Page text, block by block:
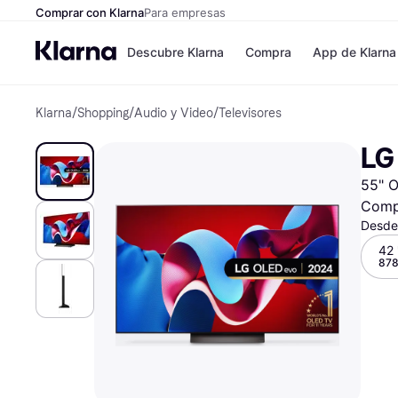
Comprar con KlarnaPara empresas
Descubre Klarna
Paga ahora
Paga en 3 plazos
Paga en 30 días
Financiación
Klarna en Apple
Compra
Zalando
JD Sports
Directorio de
App de Klarna
Klarna/Shopping/Audio y Video/Televisores
55"
42